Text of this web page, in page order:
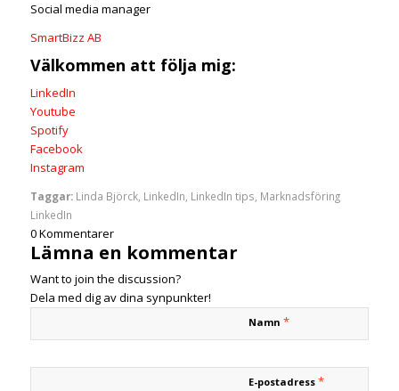
Social media manager
SmartBizz AB
Välkommen att följa mig:
LinkedIn
Youtube
Spotify
Facebook
Instagram
Taggar: Linda Björck, LinkedIn, LinkedIn tips, Marknadsföring
LinkedIn
0Kommentarer
Lämna en kommentar
Want to join the discussion?
Dela med dig av dina synpunkter!
Namn *
E-postadress *